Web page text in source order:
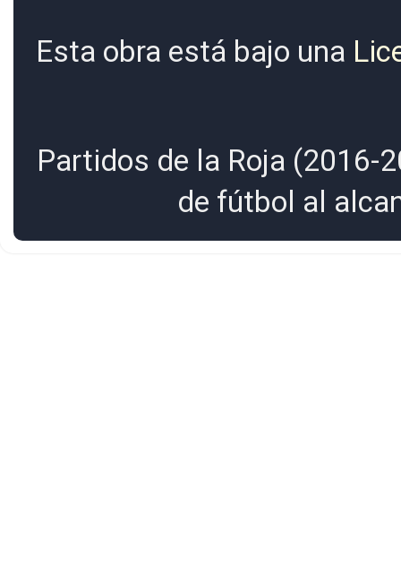
Esta obra está bajo una
Partidos de la Roja (2016-
de fútbol al